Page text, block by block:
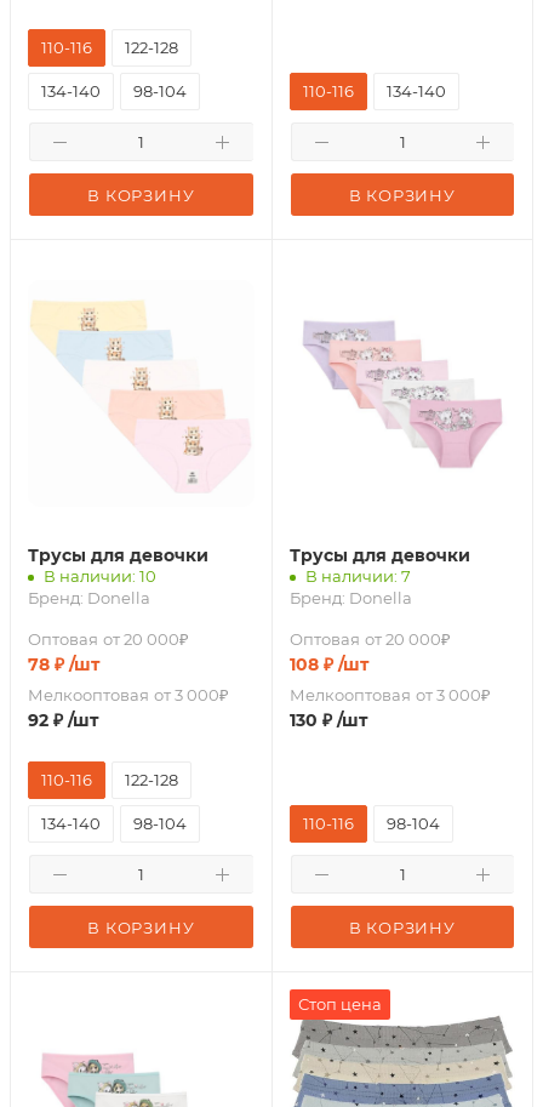
В КОРЗИНУ
110-116 122-128
134-140 98-104
В КОРЗИНУ
110-116 134-140
Трусы для девочки
В наличии: 10
Бренд: Donella
Оптовая от 20 000₽
78 ₽ /шт
Мелкооптовая от 3 000₽
92 ₽ /шт
В КОРЗИНУ
110-116 122-128
134-140 98-104
Трусы для девочки
В наличии: 7
Бренд: Donella
Оптовая от 20 000₽
108₽ /шт
Мелкооптовая от 3 000₽
130 ₽ /шт
В КОРЗИНУ
110-116 98-104
Стоп цена